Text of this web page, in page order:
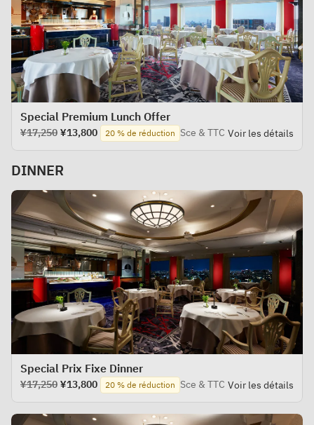
Special Premium Lunch Offer
¥17,250 ¥13,800 20 % de réduction Sce & TTC Voir les détails
DINNER
Special Prix Fixe Dinner
¥17,250 ¥13,800 20 % de réduction Sce & TTC Voir les détails